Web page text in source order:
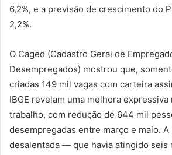
6,2%, e a previsão de crescimento do
2,2%.
O Caged (Cadastro Geral de
Desempregados) mostrou que,
criadas 149 mil vagas com carteira
IBGE revelam uma melhora
trabalho, com redução de 644 mil
desempregadas entre março e maio. A
desalentada — que havia atingido